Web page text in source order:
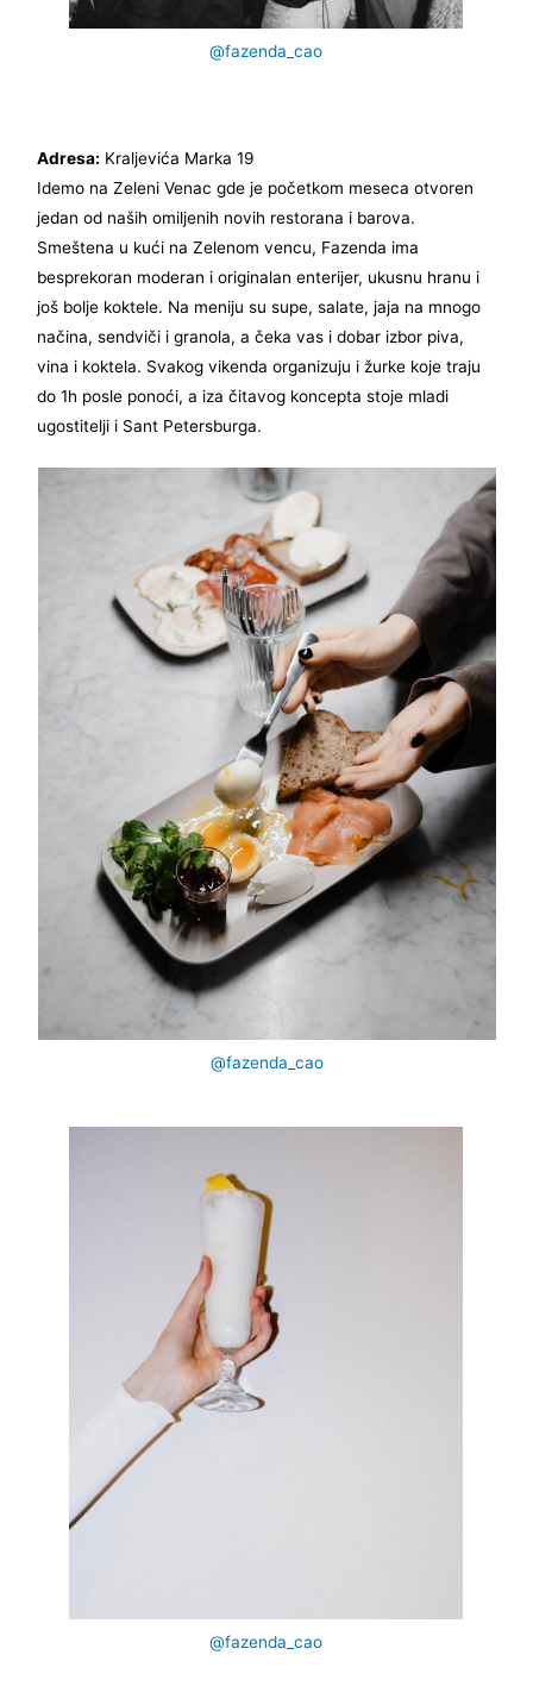
@fazenda_cao
Adresa: Kraljevića Marka 19
Idemo na Zeleni Venac gde je početkom meseca otvoren
jedan od naših omiljenih novih restorana i barova.
Smeštena u kući na Zelenom vencu, Fazenda ima
besprekoran moderan i originalan enterijer, ukusnu hranu i
još bolje koktele. Na meniju su supe, salate, jaja na mnogo
načina, sendviči i granola, a čeka vas i dobar izbor piva,
vina i koktela. Svakog vikenda organizuju i žurke koje traju
do 1h posle ponoći, a iza čitavog koncepta stoje mladi
ugostitelji i Sant Petersburga.
@fazenda_cao
@fazenda_cao